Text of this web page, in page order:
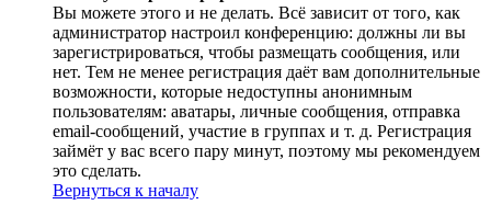
Вы можете этого и не делать. Всё зависит от того, как
администратор настроил конференцию: должны ли вы
зарегистрироваться, чтобы размещать сообщения, или
нет. Тем не менее регистрация даёт вам дополнительные
возможности, которые недоступны анонимным
пользователям: аватары, личные сообщения, отправка
email-сообщений, участие в группах и т. д. Регистрация
займёт у вас всего пару минут, поэтому мы рекомендуем
это сделать.
Вернуться к началу